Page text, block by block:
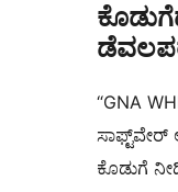
“GNA
ಕೊಡುಗೆ